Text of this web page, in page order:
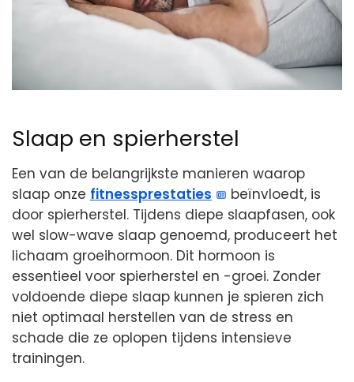
Slaap en spierherstel
Een van de belangrijkste manieren waarop
slaap onze fitnessprestaties
beïnvloedt, is
door spierherstel. Tijdens diepe slaapfasen, ook
wel slow-wave slaap genoemd, produceert het
lichaam groeihormoon. Dit hormoon is
essentieel voor spierherstel en -groei. Zonder
voldoende diepe slaap kunnen je spieren zich
niet optimaal herstellen van de stress en
schade die ze oplopen tijdens intensieve
trainingen.